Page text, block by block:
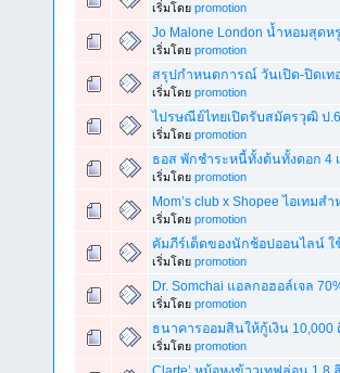
เริ่มโดย promotion
Jo Malone London น้ำหอมสุดห
เริ่มโดย promotion
สรุปกำหนดการณ์ วันเปิด-ปิดเท
เริ่มโดย promotion
ไปรษณีย์ไทยเปิดรับสมัครวุฒิ ป
เริ่มโดย promotion
ธอส พักชำระหนี้ทั้งต้นทั้งดอก 4
เริ่มโดย promotion
Mom’s club x Shopee ไอเทม
เริ่มโดย promotion
คัมภีร์เด็ดของนักช้อปออนไลน์ ใ
เริ่มโดย promotion
Dr. Somchai แอลกอฮอล์เจล
เริ่มโดย promotion
ธนาคารออมสินให้กู้เงิน 10,000
เริ่มโดย promotion